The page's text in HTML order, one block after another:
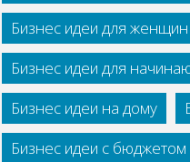
Бизнес идеи для женщин
Бизнес идеи для
Бизнес идеи на дому
Бизнес идеи с